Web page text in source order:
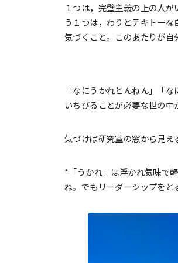
１つは，完璧主義の上の人
う１つは，わりとテキトー
気づくこと。このあたりが
「なにうかれとんねん」「
いちびることが必要な世の
気づけば研究室の窓から見え
*「うかれ」は浮かれ気味で
ね。でもリーダーシップを